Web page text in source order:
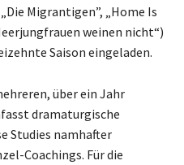
Migrantigen”, „Home Is
weinen nicht“)
Saison eingeladen.
über ein Jahr
dramaturgische
Studies namhafter
Coachings. Für die